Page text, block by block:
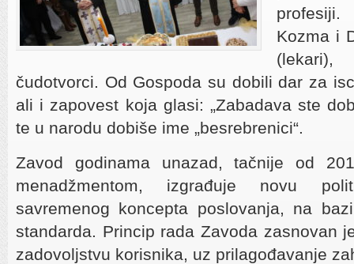
Kozma i
čudotvorci. Od Gospoda su dobili dar za
ali i zapovest koja glasi: „Zabadava ste
te u narodu dobiše ime „besrebrenici“.
Zavod godinama unazad, tačnije od
menadžmentom, izgrađuje novu
savremenog koncepta poslovanja, na
standarda. Princip rada Zavoda zasnovan
zadovoljstvu korisnika, uz prilagođavanje